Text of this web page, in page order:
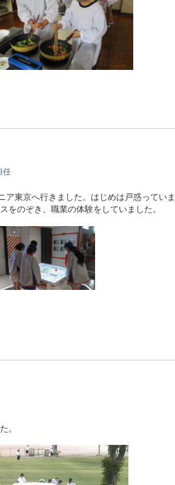
任
ア東京へ行きました。はじめは戸惑ってい
をのぞき、職業の体験をしていました。
。